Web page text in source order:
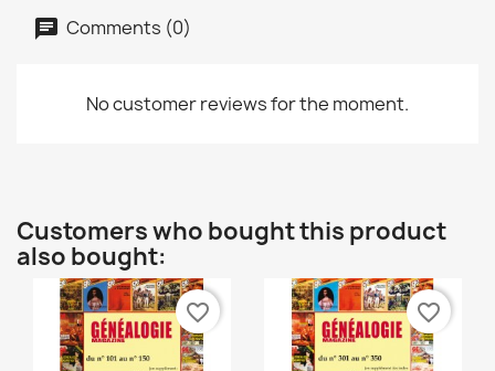
Comments (0)
No customer reviews for the moment.
Customers who bought this product
also bought:
favorite_border favorite_border